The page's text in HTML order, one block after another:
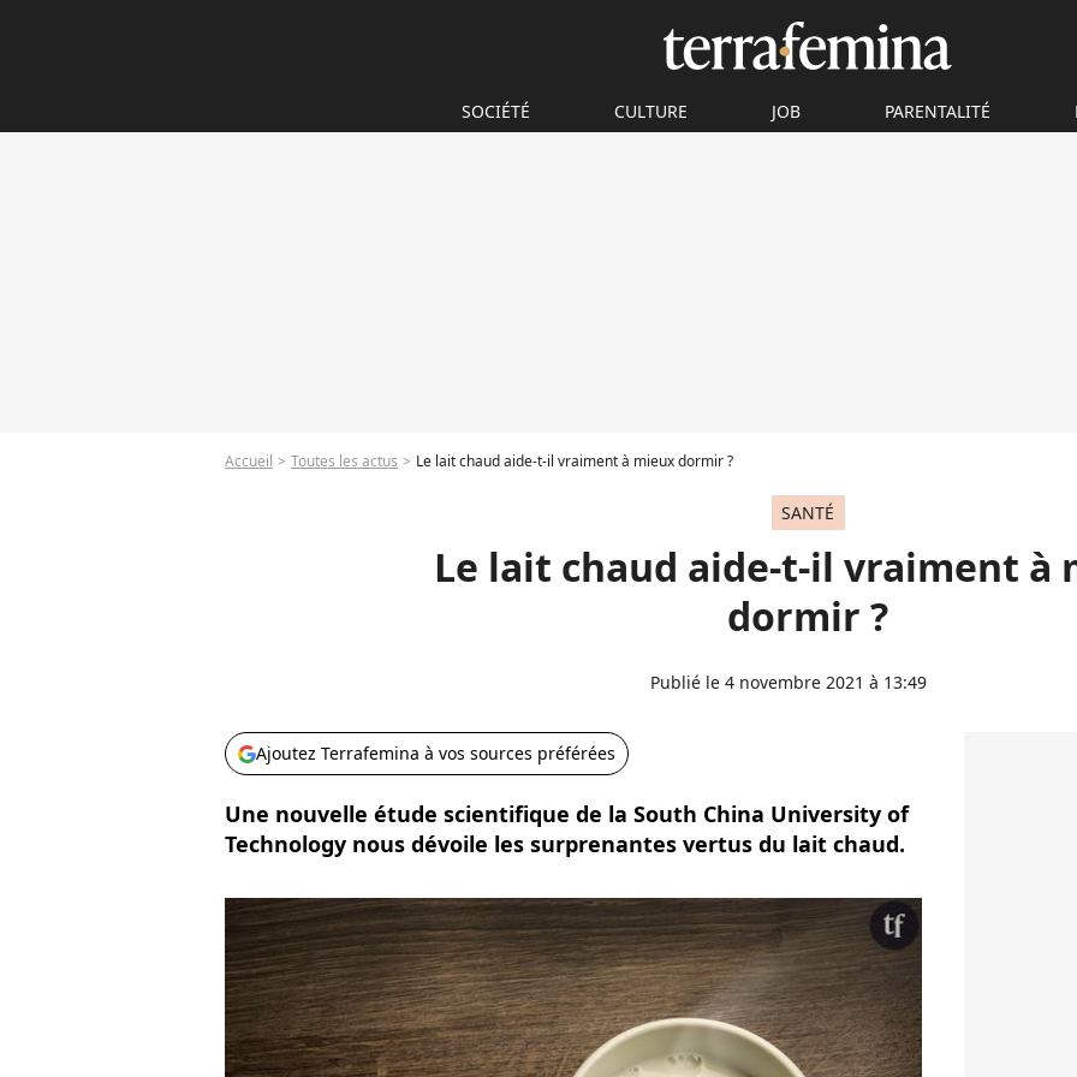
SOCIÉTÉ CULTURE JOB PARENTALITÉ
Accueil Toutes les actus Le lait chaud aide-t-il vraiment à mieux dormir ?
SANTÉ
Le lait chaud aide-t-il vraiment à
dormir ?
Publié le 4 novembre 2021 à 13:49
Ajoutez Terrafemina à vos sources préférées
Une nouvelle étude scientifique de la South China University of
Technology nous dévoile les surprenantes vertus du lait chaud.